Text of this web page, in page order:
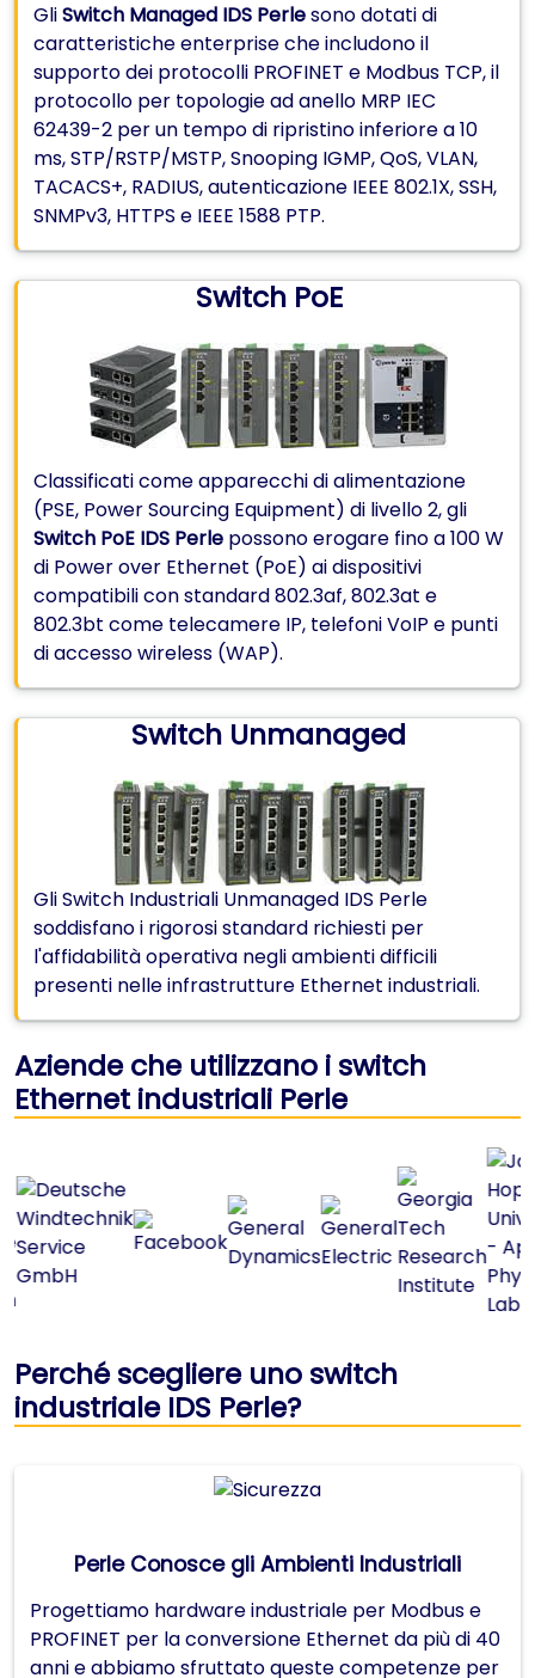
GliSwitch Managed IDS Perlesono dotati di
caratteristiche enterprise che includono il
supporto dei protocolli PROFINET e Modbus TCP, il
protocollo per topologie ad anello MRP IEC
62439-2 per un tempo di ripristino inferiore a 10
ms, STP/RSTP/MSTP, Snooping IGMP, QoS, VLAN,
TACACS+, RADIUS, autenticazione IEEE 802.1X, SSH,
SNMPv3, HTTPS e IEEE 1588 PTP.
Switch PoE
Classificati come apparecchi di alimentazione
(PSE, Power Sourcing Equipment) di livello 2, gli
Switch PoE IDS Perle possono erogare fino a 100 W
di Power over Ethernet (PoE) ai dispositivi
compatibili con standard 802.3af, 802.3at e
802.3bt come telecamere IP, telefoni VoIP e punti
di accesso wireless (WAP).
Switch Unmanaged
Gli Switch Industriali Unmanaged IDS Perle
soddisfano i rigorosi standard richiesti per
l'affidabilità operativa negli ambienti difficili
presenti nelle infrastrutture Ethernet industriali.
Aziende che utilizzano i switch
Ethernet industriali Perle
Perché scegliere uno switch
industriale IDS Perle?
Perle Conosce gli Ambienti Industriali
Progettiamo hardware industriale per Modbus e
PROFINET per la conversione Ethernet da più di 40
anni e abbiamo sfruttato queste competenze per